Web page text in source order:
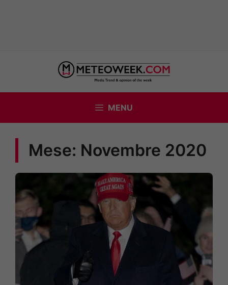
contenuto
MENU
Mese: Novembre 2020